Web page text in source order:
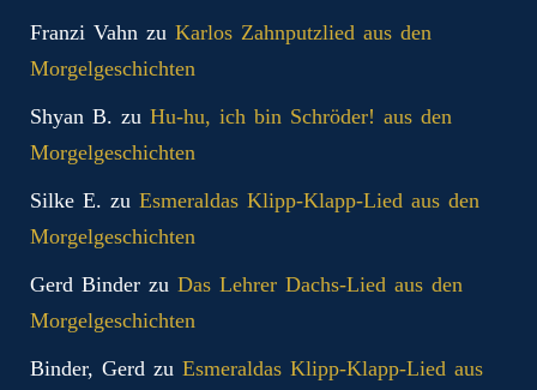
Franzi Vahn zu Karlos Zahnputzlied aus den
Morgelgeschichten
Shyan B. zu Hu-hu, ich bin Schröder! aus den
Morgelgeschichten
Silke E. zu Esmeraldas Klipp‑Klapp‑Lied aus den
Morgelgeschichten
Gerd Binder zu Das Lehrer Dachs-Lied aus den
Morgelgeschichten
Binder, Gerd zu Esmeraldas Klipp‑Klapp‑Lied aus